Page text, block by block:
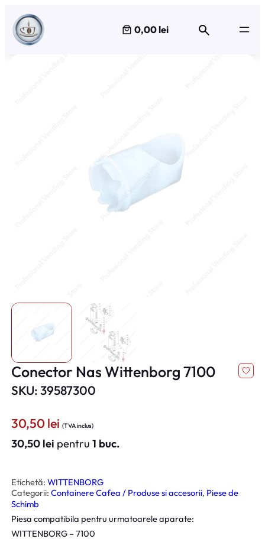
Sari
conținut
0,00 lei
Conector Nas Wittenborg 7100
SKU: 39587300
30,50lei (TVA inclus)
30,50 lei pentru1 buc.
Etichetă:WITTENBORG
Categorii:Containere Cafea / Produse si accesorii, Piese de
Schimb
Piesa compatibila pentru urmatoarele aparate:
WITTENBORG – 7100